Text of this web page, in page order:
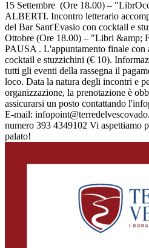
15 Settembre (Ore 18.00) –
ALBERTI. Incontro letterario
del Bar Sant'Evasio con cocktail e
Ottobre (Ore 18.00) – "Libri &amp;
PAUSA . L'appuntamento finale con
cocktail e stuzzichini (€ 10).
tutti gli eventi della rassegna il
loco. Data la natura degli incontri e
organizzazione, la prenotazione è
assicurarsi un posto contattando
E-mail:
numero 393 4349102 Vi aspettiamo
palato!